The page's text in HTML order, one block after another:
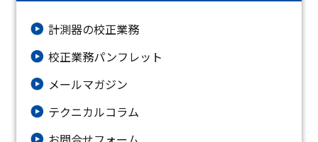
計測器の校正業務
校正業務パンフレット
メールマガジン
テクニカルコラム